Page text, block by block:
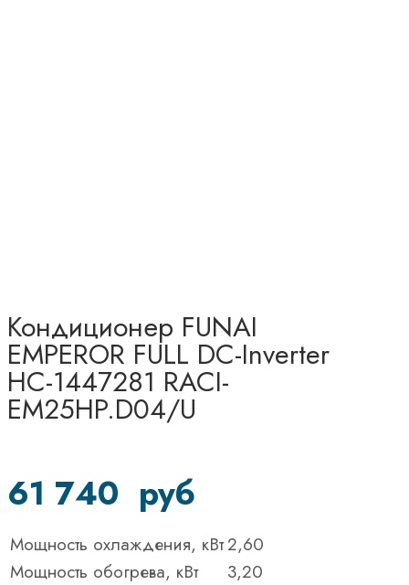
Кондиционер FUNAI
EMPEROR FULL DC-Inverter
НС-1447281 RACI-
EM25HP.D04/U
61 740 руб
Мощность охлаждения, кВт2,60
Мощность обогрева, кВт
3,20